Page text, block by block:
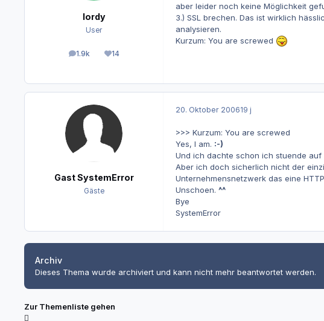
lordy
User
1.9k
Beiträge 14
Reputation
aber leider noch keine Möglichkeit
3.) SSL brechen. Das ist wirklich
analysieren.
Kurzum: You are screwed
Gast SystemError
Gäste
20. Oktober 200619 j
>>> Kurzum: You are screwed
Yes, I am. :-)
Und ich dachte schon ich stuende auf
Aber ich doch sicherlich nicht der
Unternehmensnetzwerk das eine
Unschoen. ^^
Bye
SystemError
Archiv
Dieses Thema wurde archiviert und kann nicht mehr beantwortet werden.
Zur Themenliste gehen